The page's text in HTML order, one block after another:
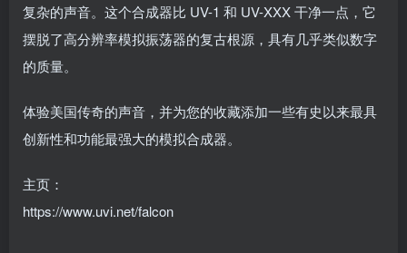
复杂的声音。这个合成器比 UV-1 和 UV-XXX 干净一点，它
摆脱了高分辨率模拟振荡器的复古根源，具有几乎类似数字
的质量。
体验美国传奇的声音，并为您的收藏添加一些有史以来最具
创新性和功能最强大的模拟合成器。
主页：
https://www.uvi.net/falcon